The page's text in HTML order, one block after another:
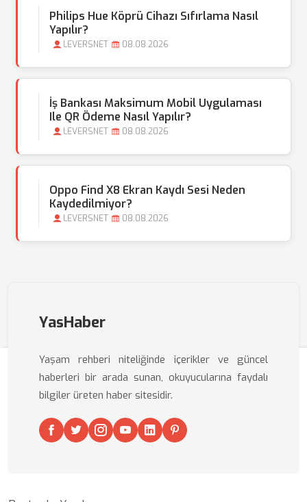
Philips Hue Köprü Cihazı Sıfırlama Nasıl
Yapılır?
LEVERSNET 08.08.2026
İş Bankası Maksimum Mobil Uygulaması
Ile QR Ödeme Nasıl Yapılır?
LEVERSNET 08.08.2026
Oppo Find X8 Ekran Kaydı Sesi Neden
Kaydedilmiyor?
LEVERSNET 08.08.2026
YasHaber
Yaşam rehberi niteliğinde içerikler ve güncel
haberleri bir arada sunan, okuyucularına faydalı
bilgiler üreten haber sitesidir.